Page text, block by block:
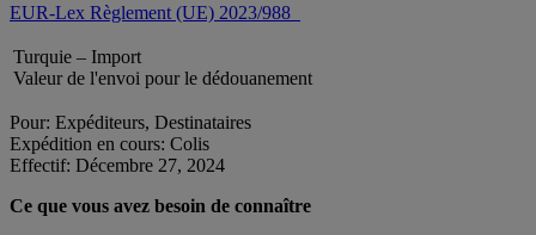
EUR-Lex Règlement (UE) 2023/988
Turquie – Import
Valeur de l'envoi pour le dédouanement
Pour: Expéditeurs, Destinataires
Expédition en cours: Colis
Effectif: Décembre 27, 2024
Ce que vous avez besoin de connaître